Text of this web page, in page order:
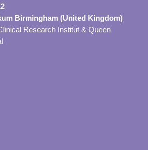
Birmingham (United Kingdom)
Research Institut & Queen